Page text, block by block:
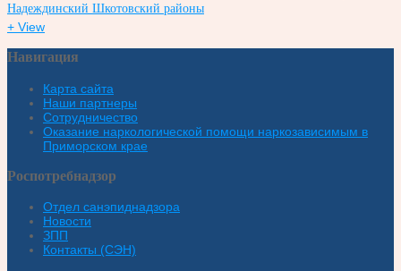
Надеждинский Шкотовский районы
+ View
Навигация
Карта сайта
Наши партнеры
Сотрудничество
Оказание наркологической помощи наркозависимым в
Приморском крае
Роспотребнадзор
Отдел санэпиднадзора
Новости
ЗПП
Контакты (СЭН)